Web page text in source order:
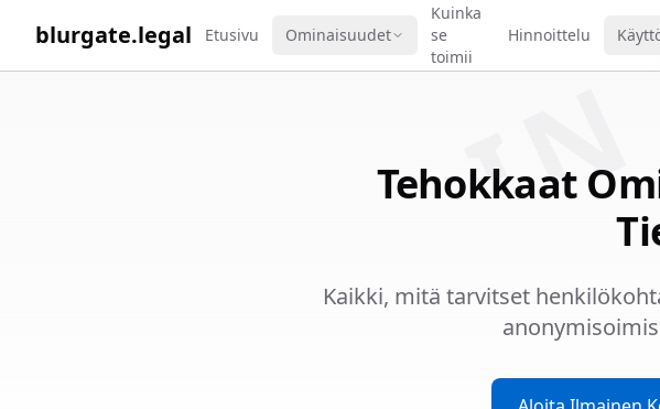
blurgate.legal Etusivu Ominaisuudet
Kuinka
se
toimii
Hinnoittelu
Tehokkaat
Kaikki, mitä tarvitset